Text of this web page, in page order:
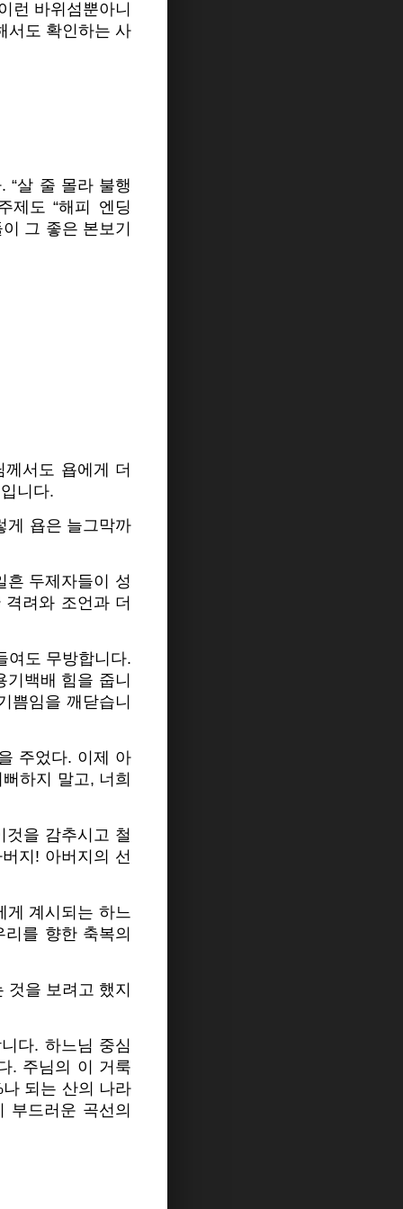
런 바위섬뿐아니
서도 확인하는 사
“살 줄 몰라 불행
제도 “해피 엔딩
그 좋은 본보기
서도 욥에게 더
니다.
게 욥은 늘그막까
흔 두제자들이 성
려와 조언과 더
여도 무방합니다.
백배 힘을 줍니
쁨임을 깨닫습니
주었다. 이제 아
하지 말고, 너희
을 감추시고 철
지! 아버지의 선
게 계시되는 하느
를 향한 축복의
을 보려고 했지
다. 하느님 중심
. 주님의 이 거룩
되는 산의 나라
부드러운 곡선의